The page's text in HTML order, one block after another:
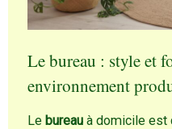
Le bureau : style et
environnement
Lebureau à domicile est